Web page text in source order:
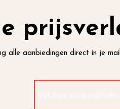
alle aanbiedingen direct in je